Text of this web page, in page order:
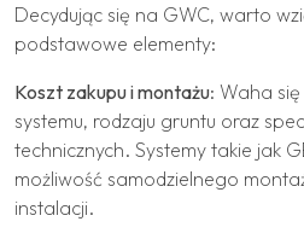
Decydując się na GWC, warto
podstawowe elementy:
Koszt zakupu i montażu: Waha
systemu, rodzaju gruntu oraz
technicznych. Systemy takie jak
możliwość samodzielnego
instalacji.